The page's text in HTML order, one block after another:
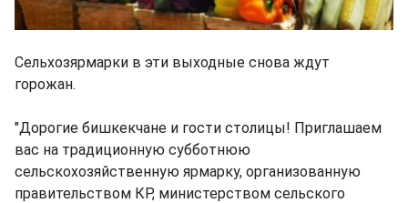
Сельхозярмарки в эти выходные снова ждут
горожан.
"Дорогие бишкекчане и гости столицы! Приглашаем
вас на традиционную субботнюю
сельскохозяйственную ярмарку, организованную
правительством КР, министерством сельского